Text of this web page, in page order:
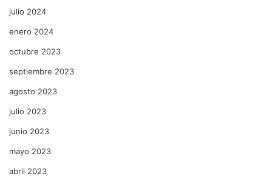
julio 2024
enero 2024
octubre 2023
septiembre 2023
agosto 2023
julio 2023
junio 2023
mayo 2023
abril 2023